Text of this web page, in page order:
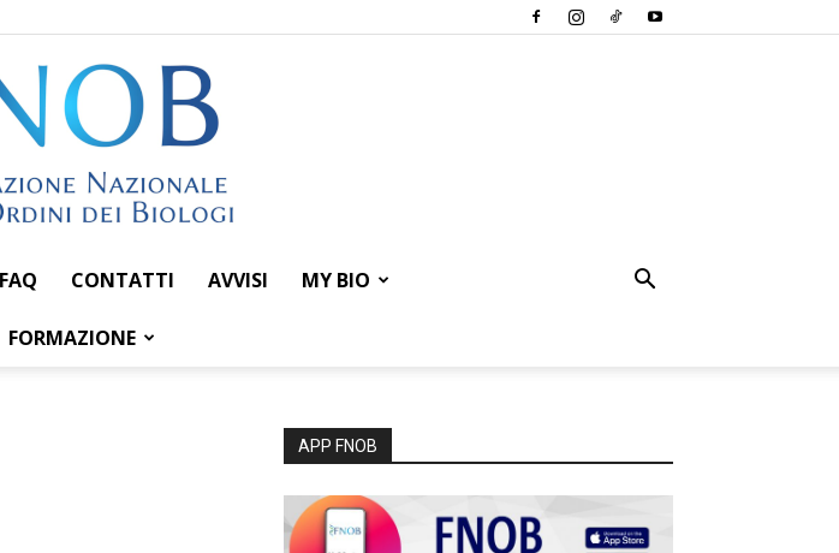
Federazione
FAQ CONTATTI AVVISI MY BIO
FORMAZIONE
APP FNOB